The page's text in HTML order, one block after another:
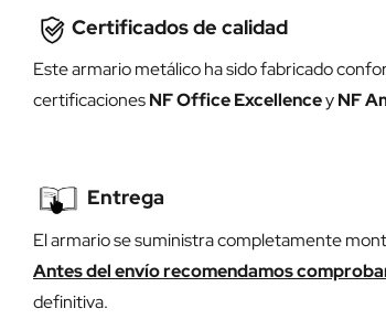
Certificados de calidad
Este armario metálico ha sido fabricado
certificacionesNF Office ExcellenceyNF
Entrega
El armario se suministra completamente
Antes del envío recomendamos
definitiva.